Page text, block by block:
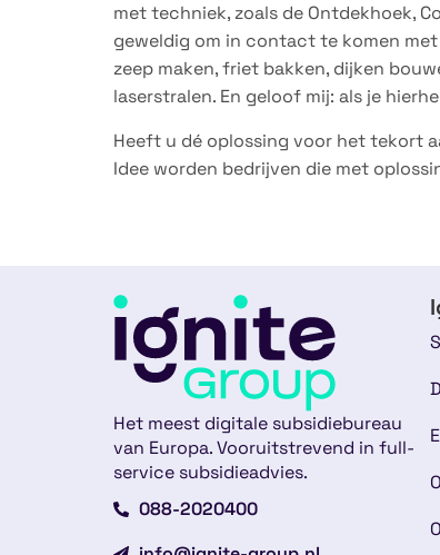
met techniek, zoals de Ontdekhoek,
geweldig om in contact te komen
zeep maken, friet bakken, dijken
laserstralen. En geloof mij: als je
Heeft u dé oplossing voor het tekort
Idee worden bedrijven die met
Het meest digitale subsidiebureau
van Europa. Vooruitstrevend in full-
service subsidieadvies.
088-2020400